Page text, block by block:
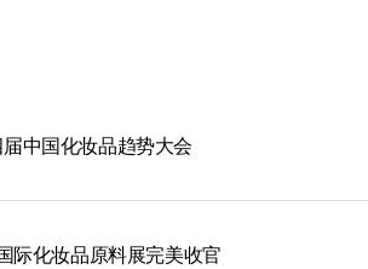
中国化妆品趋势大会
际化妆品原料展完美收官